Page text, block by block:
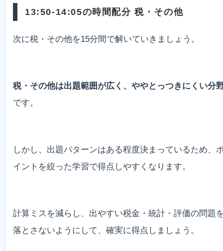
13:50-14:05の時間配分 税・その他
次に税・その他を15分間で解いていきましょう。
税・その他は出題範囲が広く、ややとっつきにくい分
です。
しかし、出題パターンはある程度決まっているため、
イントを絞った学習で得点しやすくなります。
計算ミスを減らし、出やすい税金・統計・評価の問題
落とさないようにして、確実に得点しましょう。